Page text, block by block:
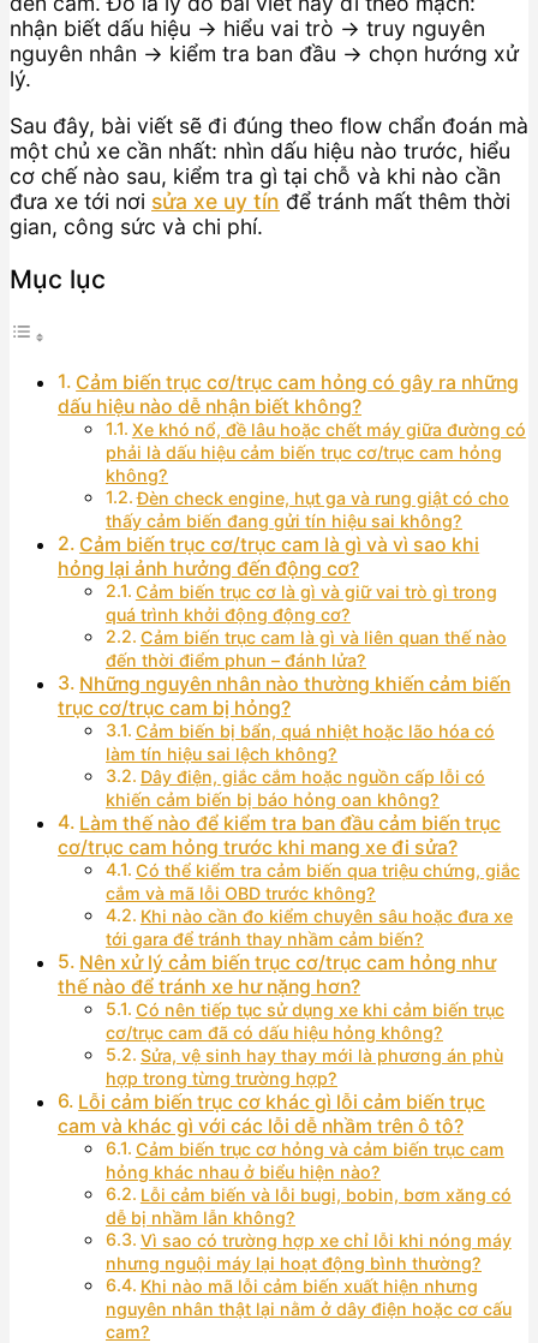
nhận biết dấu hiệu → hiểu vai trò → truy nguyên
nguyên nhân → kiểm tra ban đầu → chọn hướng xử
lý.
Sau đây, bài viết sẽ đi đúng theo flow chẩn đoán mà
một chủ xe cần nhất: nhìn dấu hiệu nào trước, hiểu
cơ chế nào sau, kiểm tra gì tại chỗ và khi nào cần
đưa xe tới nơi sửa xe uy tín để tránh mất thêm thời
gian, công sức và chi phí.
Mục lục
Cảm biến trục cơ/trục cam hỏng có gây ra những
dấu hiệu nào dễ nhận biết không?
Xe khó nổ, đề lâu hoặc chết máy giữa đường có
phải là dấu hiệu cảm biến trục cơ/trục cam hỏng
không?
Đèn check engine, hụt ga và rung giật có cho
thấy cảm biến đang gửi tín hiệu sai không?
Cảm biến trục cơ/trục cam là gì và vì sao khi
hỏng lại ảnh hưởng đến động cơ?
Cảm biến trục cơ là gì và giữ vai trò gì trong
quá trình khởi động động cơ?
Cảm biến trục cam là gì và liên quan thế nào
đến thời điểm phun – đánh lửa?
Những nguyên nhân nào thường khiến cảm biến
trục cơ/trục cam bị hỏng?
Cảm biến bị bẩn, quá nhiệt hoặc lão hóa có
làm tín hiệu sai lệch không?
Dây điện, giắc cắm hoặc nguồn cấp lỗi có
khiến cảm biến bị báo hỏng oan không?
Làm thế nào để kiểm tra ban đầu cảm biến trục
cơ/trục cam hỏng trước khi mang xe đi sửa?
Có thể kiểm tra cảm biến qua triệu chứng, giắc
cắm và mã lỗi OBD trước không?
Khi nào cần đo kiểm chuyên sâu hoặc đưa xe
tới gara để tránh thay nhầm cảm biến?
Nên xử lý cảm biến trục cơ/trục cam hỏng như
thế nào để tránh xe hư nặng hơn?
Có nên tiếp tục sử dụng xe khi cảm biến trục
cơ/trục cam đã có dấu hiệu hỏng không?
Sửa, vệ sinh hay thay mới là phương án phù
hợp trong từng trường hợp?
Lỗi cảm biến trục cơ khác gì lỗi cảm biến trục
cam và khác gì với các lỗi dễ nhầm trên ô tô?
Cảm biến trục cơ hỏng và cảm biến trục cam
hỏng khác nhau ở biểu hiện nào?
Lỗi cảm biến và lỗi bugi, bobin, bơm xăng có
dễ bị nhầm lẫn không?
Vì sao có trường hợp xe chỉ lỗi khi nóng máy
nhưng nguội máy lại hoạt động bình thường?
Khi nào mã lỗi cảm biến xuất hiện nhưng
nguyên nhân thật lại nằm ở dây điện hoặc cơ cấu
cam?